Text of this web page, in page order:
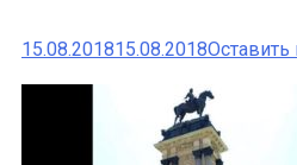
15.08.201815.08.2018